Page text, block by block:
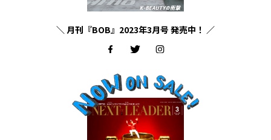
＼ 月刊『BOB』2023年3月号 発売中！ ／